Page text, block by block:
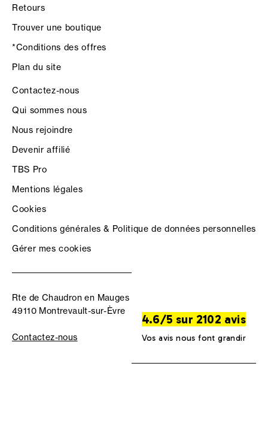
Retours
Trouver une boutique
*Conditions des offres
Plan du site
Contactez-nous
Qui sommes nous
Nous rejoindre
Devenir affilié
TBS Pro
Mentions légales
Cookies
Conditions générales & Politique de données personnelles
Gérer mes cookies
Rte de Chaudron en Mauges
49110 Montrevault-sur-Èvre
Contactez-nous
4.6/5 sur 2102 avis
Vos avis nous font grandir